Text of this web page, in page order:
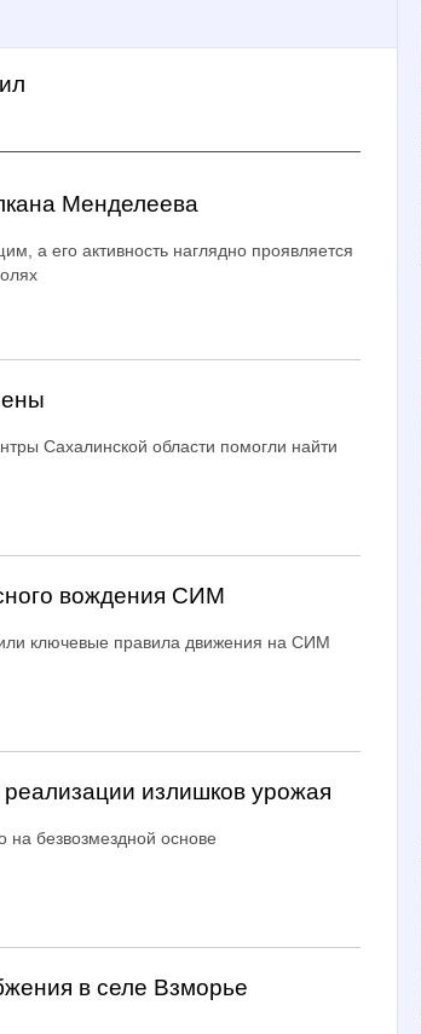
Менделеева
а его активность наглядно проявляется
Сахалинской области помогли найти
вождения СИМ
ключевые правила движения на СИМ
излишков урожая
на безвозмездной основе
в селе Взморье